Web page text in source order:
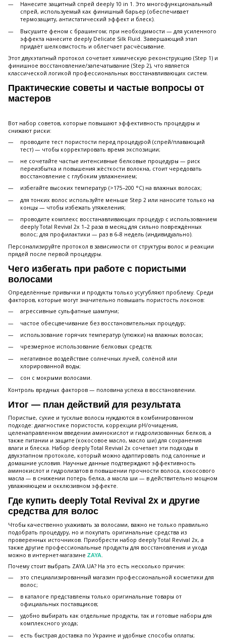
Нанесите защитный спрей deeply 10 in 1. Это многофункциональный
спрей, используемый как финишный барьер (обеспечивает
термозащиту, антистатический эффект и блеск).
Высушите феном с брашингом; при необходимости — для усиленного
эффекта нанесите deeply Delicate Silk Fluid. Завершающий этап
придаёт шелковистость и облегчает расчёсывание.
Этот двухэтапный протокол сочетает химическую реконструкцию (Step 1) и
финишное восстановление/запечатывание (Step 2), что является
классической логикой профессиональных восстанавливающих систем.
Практические советы и частые вопросы от
мастеров
Вот набор советов, которые повышают эффективность процедуры и
снижают риски:
проводите тест пористости перед процедурой (спрей/плавающий
тест) — чтобы корректировать время экспозиции;
не сочетайте частые интенсивные белковые процедуры — риск
переизбытка и повышения жёсткости волокна, стоит чередовать
восстановление с глубоким увлажнением;
избегайте высоких температур (>175–200 °C) на влажных волосах;
для тонких волос используйте меньше Step 2 или наносите только на
концы — чтобы избежать утяжеления;
проводите комплекс восстанавливающих процедур с использованием
deeply Total Revival 2x 1–2 раза в месяц для сильно повреждённых
волос; для профилактики — раз в 6–8 недель (индивидуально).
Персонализируйте протокол в зависимости от структуры волос и реакции
прядей после первой процедуры.
Чего избегать при работе с пористыми
волосами
Определённые привычки и продукты только усугубляют проблему. Среди
факторов, которые могут значительно повышать пористость локонов:
агрессивные сульфатные шампуни;
частое обесцвечивание без восстановительных процедур;
использование горячих температур (утюжки) на влажных волосах;
чрезмерное использование белковых средств;
негативное воздействие солнечных лучей, солёной или
хлорированной воды;
сон с мокрыми волосами.
Контроль вредных факторов — половина успеха в восстановлении.
Итог — план действий для результата
Пористые, сухие и тусклые волосы нуждаются в комбинированном
подходе: диагностике пористости, коррекции pH/очищения,
целенаправленном введении аминокислот и гидролизованных белков, а
также питании и защите (кокосовое масло, масло ши) для сохранения
влаги и блеска. Набор deeply Total Revival 2x сочетает эти подходы в
двухэтапном протоколе, который можно адаптировать под салонные и
домашние условия. Научные данные подтверждают эффективность
аминокислот и гидролизатов в повышении прочности волоса, кокосового
масла — в снижении потерь белка, а масла ши — в действительно мощном
увлажняющем и окклюзивном эффекте.
Где купить deeply Total Revival 2x и другие
средства для волос
Чтобы качественно ухаживать за волосами, важно не только правильно
подобрать процедуру, но и покупать оригинальные средства из
проверенных источников. Приобрести набор deeply Total Revival 2x, а
также другие профессиональные продукты для восстановления и ухода
можно в интернет-магазине ZAYA
Почему стоит выбрать ZAYA.UA? На это есть несколько причин:
это специализированный магазин профессиональной косметики для
волос;
в каталоге представлены только оригинальные товары от
официальных поставщиков;
удобно выбирать как отдельные продукты, так и готовые наборы для
комплексного ухода;
есть быстрая доставка по Украине и удобные способы оплаты;